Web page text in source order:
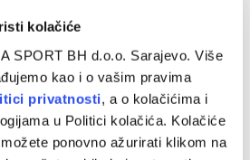
kolačiće
SPORT BH d.o.o. Sarajevo. Više
kao i o vašim pravima
privatnosti, a o kolačićima i
u Politici kolačića. Kolačiće
ponovno ažurirati klikom na